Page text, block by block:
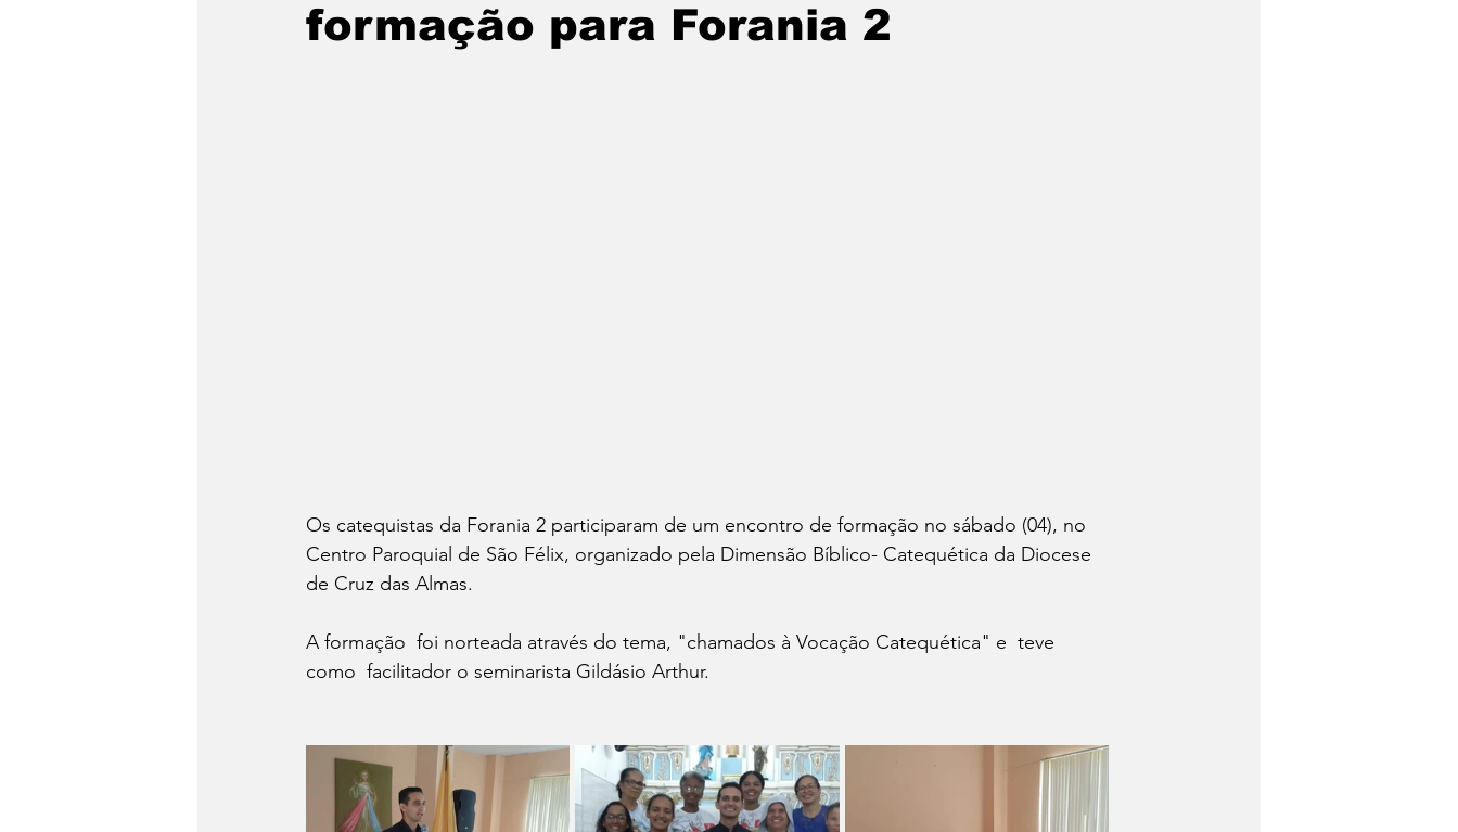
formação para Forania 2
Os catequistas da Forania 2 participaram de um encontro de formação no sábado (04), no
Centro Paroquial de São Félix, organizado pela Dimensão Bíblico- Catequética da Diocese
de Cruz das Almas.
A formação  foi norteada através do tema, "chamados à Vocação Catequética" e  teve
como  facilitador o seminarista Gildásio Arthur.